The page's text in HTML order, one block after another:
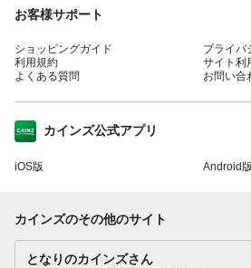
お客様サポート
ショッピングガイド
利用規約
よくある質問
プライバ
サイト利
お問い合
カインズ公式アプリ
iOS版 Android版
カインズのその他のサイト
となりのカインズさん